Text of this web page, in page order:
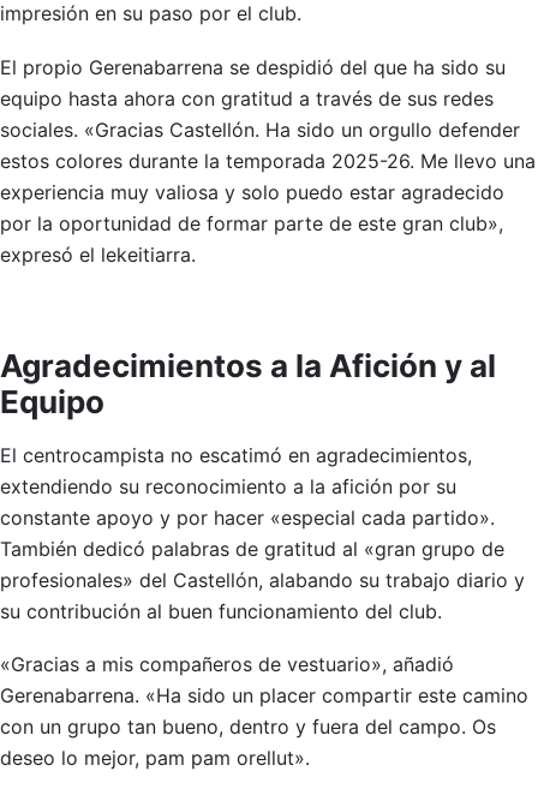
impresión en su paso por el club.
El propio Gerenabarrena se despidió del que ha sido su
equipo hasta ahora con gratitud a través de sus redes
sociales. «Gracias Castellón. Ha sido un orgullo defender
estos colores durante la temporada 2025-26. Me llevo una
experiencia muy valiosa y solo puedo estar agradecido
por la oportunidad de formar parte de este gran club»,
expresó el lekeitiarra.
Agradecimientos a la Afición y al
Equipo
El centrocampista no escatimó en agradecimientos,
extendiendo su reconocimiento a la afición por su
constante apoyo y por hacer «especial cada partido».
También dedicó palabras de gratitud al «gran grupo de
profesionales» del Castellón, alabando su trabajo diario y
su contribución al buen funcionamiento del club.
«Gracias a mis compañeros de vestuario», añadió
Gerenabarrena. «Ha sido un placer compartir este camino
con un grupo tan bueno, dentro y fuera del campo. Os
deseo lo mejor, pam pam orellut».